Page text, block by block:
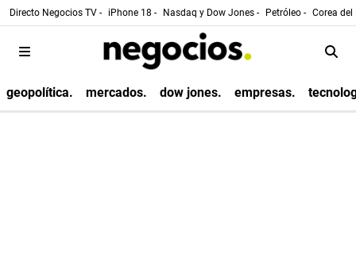
Directo Negocios TV - iPhone 18 - Nasdaq y Dow Jones - Petróleo - Corea
geopolítica. mercados. dow jones. empresas.